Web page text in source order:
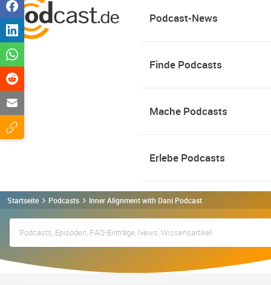
Podcast-News
Finde Podcasts
Mache Podcasts
Erlebe Podcasts
Startseite Podcasts Inner Alignment with Dani Podcast